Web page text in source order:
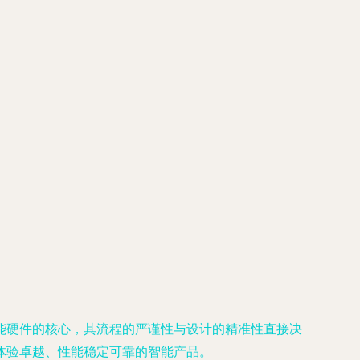
件的核心，其流程的严谨性与设计的精准性直接决
卓越、性能稳定可靠的智能产品。